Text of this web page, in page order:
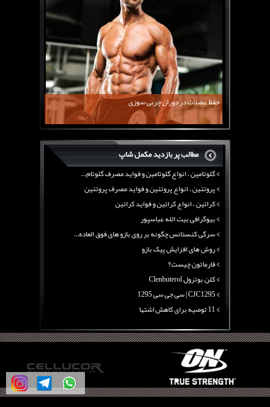
حفظ عضلات در دوران چربی سوزی
مطالب پر بازدید مکمل شاپ
سرگی کنستانس چگونه بر روی بازو های فوق العاده...
روش های افزایش پیک بازو
فارماتون چیست؟
کلن بوترول Clenbuterol
CJC1295 | سی جی سی 1295
11 توصیه برای کاهش اشتها
معرفی یک برنامه غذایی جامع برای افزایش قد
چربی سوزی با چای سبز
بیوگرافی علی تبریزی
منابع پروتئینی غیر گوشتی
آرژنین ، فواید آرژنین و نقش آرژنین در بدن
گلوتامین ، انواع گلوتامین و فواید مصرف گلوتام...
پروتئین ، انواع پروتئین و فواید مصرف پروتئین
کراتین ، انواع کراتین و فواید کراتین
بیوگرافی بیت الله عباسپور
سرگی کنستانس چگونه بر روی بازو های فوق العاده...
روش های افزایش پیک بازو
فارماتون چیست؟
کلن بوترول Clenbuterol
CJC1295 | سی جی سی 1295
11 توصیه برای کاهش اشتها
چربی سوزی با چای سبز
بیوگرافی علی تبریزی
منابع پروتئینی غیر گوشتی
آرژنین ، فواید آرژنین و نقش آرژنین در بدن
گلوتامین ، انواع گلوتامین و فواید مصرف گلوتام...